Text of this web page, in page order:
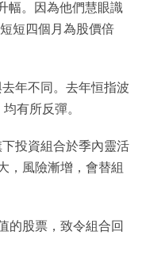
幅。因為他們慧眼識
短四個月為股價倍
年不同。去年恒指波
有所反彈。
投資組合於季內靈活
，風險漸增，會替組
的股票，致令組合回